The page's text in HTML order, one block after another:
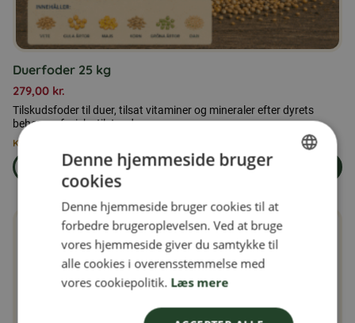
Duerfoder 25 kg
279,00 kr.
Tilskudsfoder til duer, tilsat vitaminer og mineraler efter dyrets
behov og fysiske tilstand.
Kun 3 tilbage på lager
Læs mere
om produkten Duerfoder 25 kg
Læg i kurven
FINNISH
DANISH
NORWEGIAN
Denne hjemmeside bruger
cookies
Denne hjemmeside bruger cookies til at
forbedre brugeroplevelsen. Ved at bruge
vores hjemmeside giver du samtykke til
alle cookies i overensstemmelse med
vores cookiepolitik. Læs mere